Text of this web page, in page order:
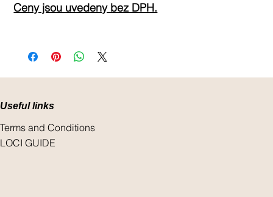
Ceny jsou uvedeny bez DPH.
Useful links
Terms and Conditions
LOCI GUIDE